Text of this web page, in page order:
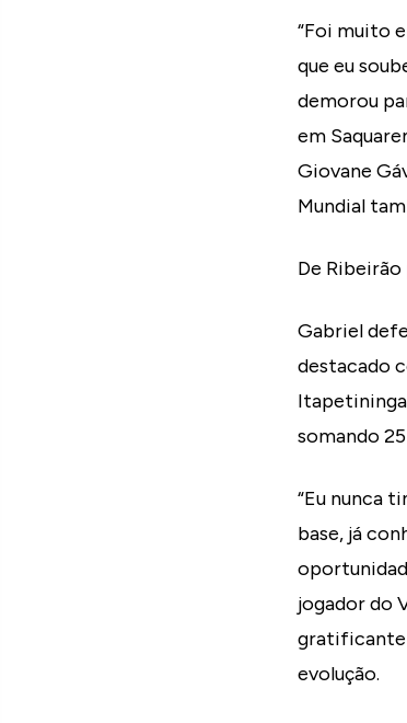
“Foi muito
que eu
demorou
em
Giovane
Mundial
De Ribeirão
Gabriel
destacado
somando
“Eu nunca
base, já
jogador do
gratificante
evolução.